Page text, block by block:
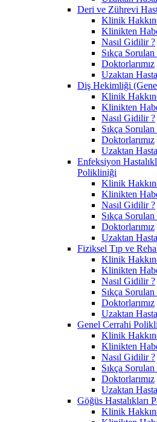
Deri ve Zührevi
Klinik
Klinikten
Nasıl Gidilir ?
Sıkça
Doktorlarımız
Uzaktan
Diş Hekimliği
Klinik
Klinikten
Nasıl Gidilir ?
Sıkça
Doktorlarımız
Uzaktan
Enfeksiyon
Polikliniği
Klinik
Klinikten
Nasıl Gidilir ?
Sıkça
Doktorlarımız
Uzaktan
Fiziksel Tıp ve
Klinik
Klinikten
Nasıl Gidilir ?
Sıkça
Doktorlarımız
Uzaktan
Genel Cerrahi
Klinik
Klinikten
Nasıl Gidilir ?
Sıkça
Doktorlarımız
Uzaktan
Göğüs Hastalıkları
Klinik